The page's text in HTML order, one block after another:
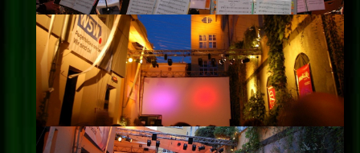
Datenschutz